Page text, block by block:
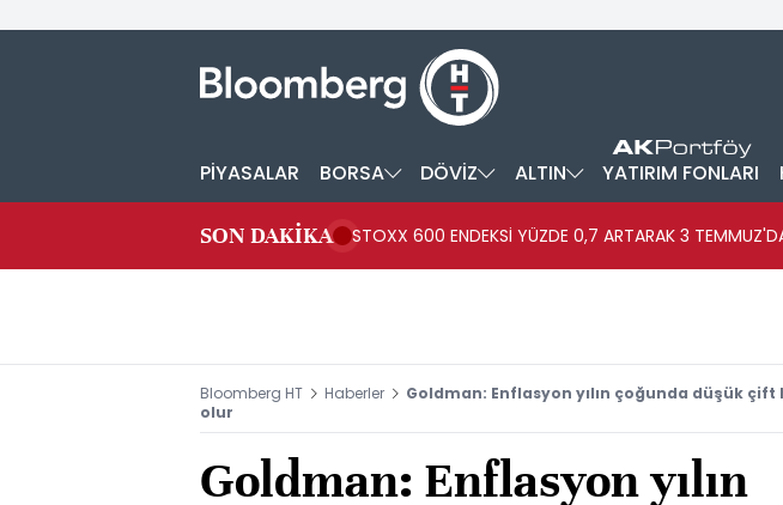
PİYASALAR BORSA DÖVİZ ALTIN YATIRIM FONLARI
SON DAKİKA STOXX 600 ENDEKSİ YÜZDE 0,7 ARTARAK 3
Bloomberg HT Haberler
Goldman: Enflasyon yılın çoğunda düşük
olur
Goldman: Enflasyon yılın